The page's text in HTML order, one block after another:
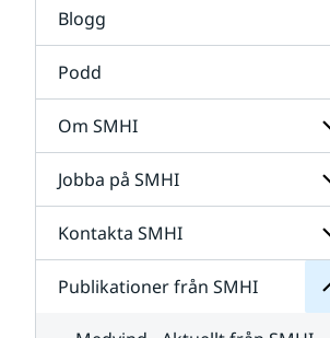
Blogg
Podd
Om SMHI
Jobba på SMHI
Kontakta SMHI
Publikationer från SMHI